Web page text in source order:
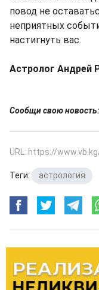
повод не
неприятных
настигнуть вас.
Астролог Андрей
Сообщи свою
URL: https://
Теги: астрология